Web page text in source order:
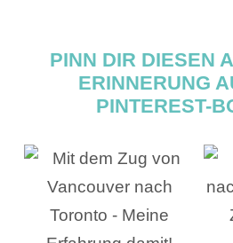
PINN DIR DIESEN
ERINNERUNG
PINTEREST-